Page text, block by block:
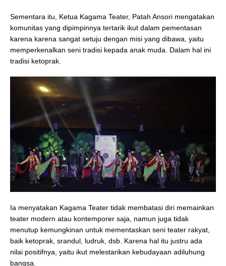
Sementara itu, Ketua Kagama Teater, Patah Ansori mengatakan
komunitas yang dipimpinnya tertarik ikut dalam pementasan
karena karena sangat setuju dengan misi yang dibawa, yaitu
memperkenalkan seni tradisi kepada anak muda. Dalam hal ini
tradisi ketoprak.
Ia menyatakan Kagama Teater tidak membatasi diri memainkan
teater modern atau kontemporer saja, namun juga tidak
menutup kemungkinan untuk mementaskan seni teater rakyat,
baik ketoprak, srandul, ludruk, dsb. Karena hal itu justru ada
nilai positifnya, yaitu ikut melestarikan kebudayaan adiluhung
bangsa.